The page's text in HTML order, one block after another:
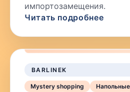
импортозамещения.
Читать подробнее
BARLINEK
Mystery shopping